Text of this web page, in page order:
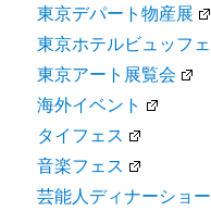
東京デパート物産展
東京ホテルビュッフェ
東京アート展覧会
海外イベント
タイフェス
音楽フェス
芸能人ディナーショー